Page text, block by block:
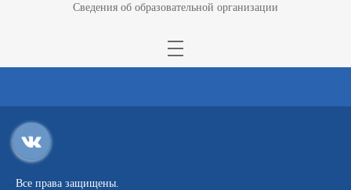
Сведения об образовательной организации
Все права защищены.